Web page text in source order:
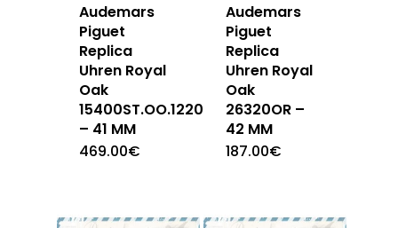
Audemars
Piguet
Replica
Uhren Royal
Oak
15400ST.OO.1220ST.03
– 41 MM
469.00€
Audemars
Piguet
Replica
Uhren Royal
Oak
26320OR –
42 MM
187.00€